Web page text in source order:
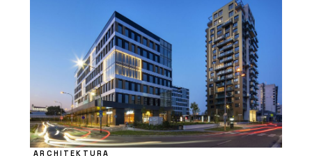
ARCHITEKTURA